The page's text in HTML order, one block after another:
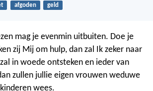
afgoden geld
mag je evenmin uitbuiten. Doe je
zij Mij om hulp, dan zal Ik zeker naar
in woede ontsteken en ieder van
zullen jullie eigen vrouwen weduwe
wees.